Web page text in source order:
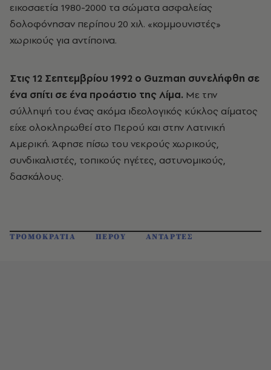
εικοσαετία 1980-2000 τα σώματα ασφαλείας
δολοφόνησαν περίπου 20 χιλ. «κομμουνιστές»
χωρικούς για αντίποινα.
Στις 12 Σεπτεμβρίου 1992 ο Guzman συνελήφθη σε
ένα σπίτι σε ένα προάστιο της Λίμα. Με την
σύλληψή του ένας ακόμα ιδεολογικός κύκλος αίματος
είχε ολοκληρωθεί στο Περού και στην Λατινική
Αμερική. Άφησε πίσω του νεκρούς χωρικούς,
συνδικαλιστές, τοπικούς ηγέτες, αστυνομικούς,
δασκάλους.
ΤΡΟΜΟΚΡΑΤΙΑ ΠΕΡΟΥ ΑΝΤΑΡΤΕΣ